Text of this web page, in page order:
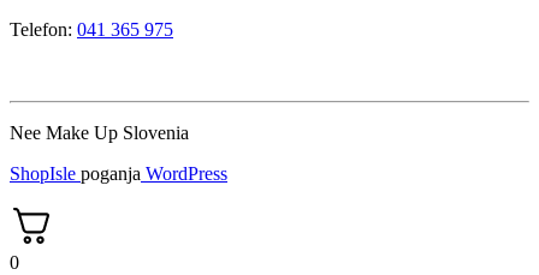
Telefon: 041 365 975
Nee Make Up Slovenia
ShopIsle poganja WordPress
0